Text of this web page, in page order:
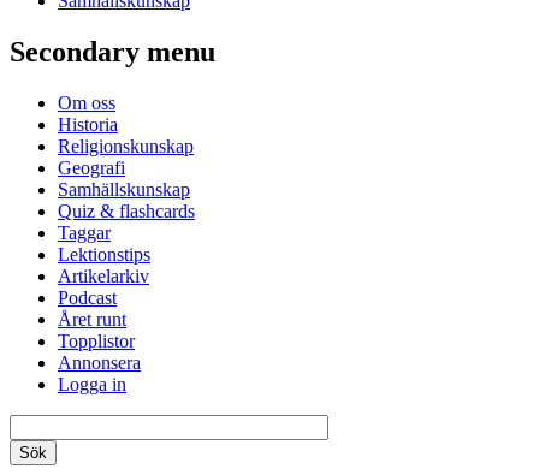
Secondary menu
Om oss
Historia
Religionskunskap
Geografi
Samhällskunskap
Quiz & flashcards
Taggar
Lektionstips
Artikelarkiv
Podcast
Året runt
Topplistor
Annonsera
Logga in